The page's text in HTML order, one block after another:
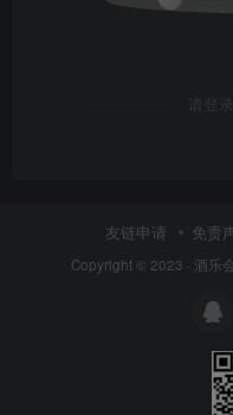
请登
友链申请 免责
Copyright © 2023 · 酒乐